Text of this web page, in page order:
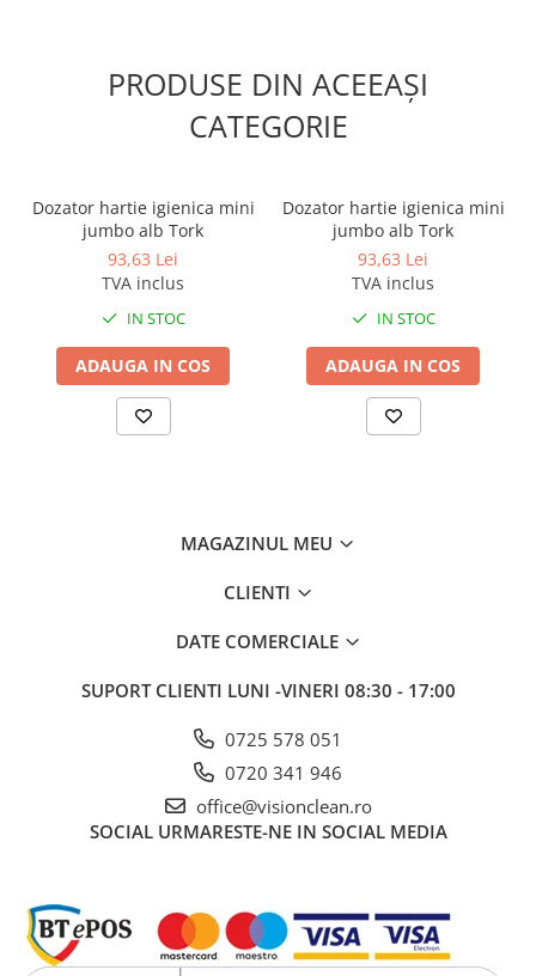
Site odorizante pisoar
Carucioare
Carucioare bucatarie
Carucioare curatenie
Racleta, perii pardoseala
Carucioare camerista hotel
Gama de cosmetice hoteliere Black
Gama de cosmetice hoteliere Dove
Gama de cosmetice hoteliere
Holiday Care
Gama de cosmetice hoteliere Lux
Gama de cosmetice hoteliere
Omnia
PRODUSE DIN ACEEAȘI
CATEGORIE
Dozator hartie igienica mini
jumbo alb Tork
93,63 Lei
TVA inclus
IN STOC
ADAUGA IN COS
Dozator hartie igienica mini
jumbo alb Tork
93,63 Lei
TVA inclus
IN STOC
ADAUGA IN COS
MAGAZINUL MEU
CLIENTI
DATE COMERCIALE
SUPORT CLIENTI LUNI -VINERI 08:30 - 17:00
0725 578 051
0720 341 946
office@visionclean.ro
SOCIAL URMARESTE-NE IN SOCIAL MEDIA